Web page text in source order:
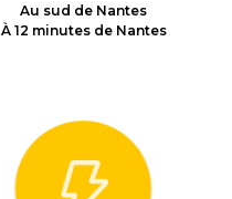
Au sud de Nantes
À 12 minutes de Nantes